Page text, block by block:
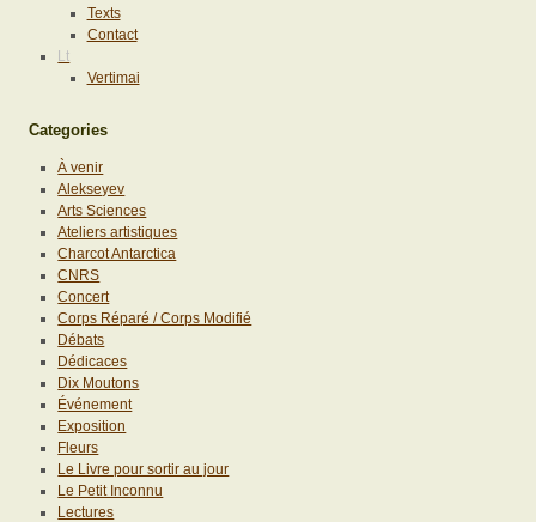
Texts
Contact
Lt
Vertimai
Categories
À venir
Alekseyev
Arts Sciences
Ateliers artistiques
Charcot Antarctica
CNRS
Concert
Corps Réparé / Corps Modifié
Débats
Dédicaces
Dix Moutons
Événement
Exposition
Fleurs
Le Livre pour sortir au jour
Le Petit Inconnu
Lectures